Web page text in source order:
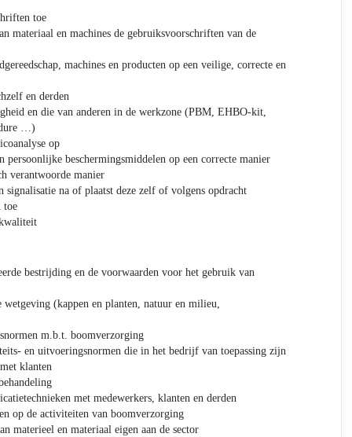
toe
materiaal en machines de gebruiksvoorschriften van de
machines en producten op een veilige, correcte en
en derden
en die van anderen in de werkzone (PBM, EHBO-kit,
…)
op
persoonlijke beschermingsmiddelen op een correcte manier
verantwoorde manier
signalisatie na of plaatst deze zelf of volgens opdracht
toe
bestrijding en de voorwaarden voor het gebruik van
wetgeving (kappen en planten, natuur en milieu,
m.b.t. boomverzorging
en uitvoeringsnormen die in het bedrijf van toepassing zijn
klanten
met medewerkers, klanten en derden
op de activiteiten van boomverzorging
materieel en materiaal eigen aan de sector